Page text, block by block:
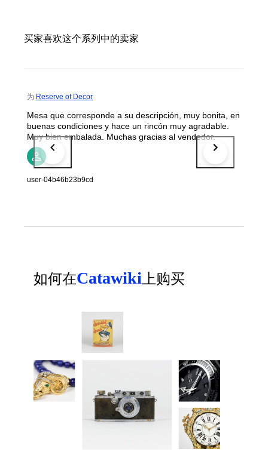
买家喜欢这个系列中的卖家
为 Reserve of Decor
Mesa que corresponde a su descripción, muy bonita, en
buenas condiciones y hace un rincón muy agradable.
Muy bien embalada. Muchas gracias al vendedor.
user-04b46b23b9cd
如何在Catawiki 上购买